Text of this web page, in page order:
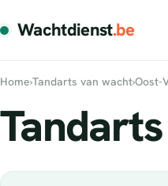
Wachtdienst.be
Home›Tandarts van wacht›Oost-